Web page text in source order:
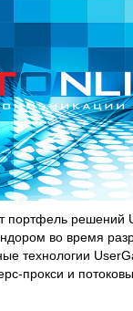
портфель решений
во время
технологии
и